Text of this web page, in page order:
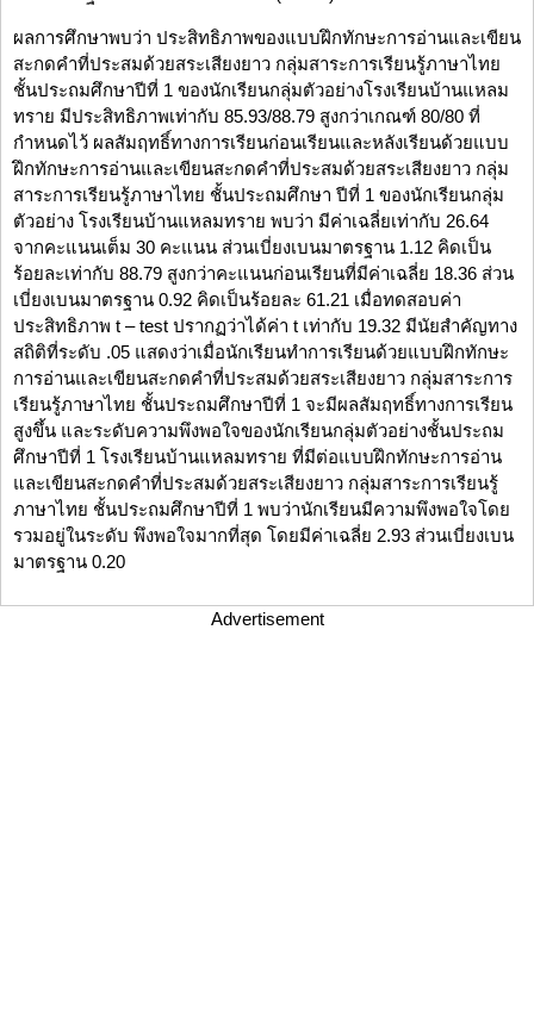
ผลการศึกษาพบว่า ประสิทธิภาพของแบบฝึกทักษะการอ่านและเขียน
สะกดคำที่ประสมด้วยสระเสียงยาว กลุ่มสาระการเรียนรู้ภาษาไทย
ชั้นประถมศึกษาปีที่ 1 ของนักเรียนกลุ่มตัวอย่างโรงเรียนบ้านแหลม
ทราย มีประสิทธิภาพเท่ากับ 85.93/88.79 สูงกว่าเกณฑ์ 80/80 ที่
กำหนดไว้ ผลสัมฤทธิ์ทางการเรียนก่อนเรียนและหลังเรียนด้วยแบบ
ฝึกทักษะการอ่านและเขียนสะกดคำที่ประสมด้วยสระเสียงยาว กลุ่ม
สาระการเรียนรู้ภาษาไทย ชั้นประถมศึกษา ปีที่ 1 ของนักเรียนกลุ่ม
ตัวอย่าง โรงเรียนบ้านแหลมทราย พบว่า มีค่าเฉลี่ยเท่ากับ 26.64
จากคะแนนเต็ม 30 คะแนน ส่วนเบี่ยงเบนมาตรฐาน 1.12 คิดเป็น
ร้อยละเท่ากับ 88.79 สูงกว่าคะแนนก่อนเรียนที่มีค่าเฉลี่ย 18.36 ส่วน
เบี่ยงเบนมาตรฐาน 0.92 คิดเป็นร้อยละ 61.21 เมื่อทดสอบค่า
ประสิทธิภาพ t – test ปรากฏว่าได้ค่า t เท่ากับ 19.32 มีนัยสำคัญทาง
สถิติที่ระดับ .05 แสดงว่าเมื่อนักเรียนทำการเรียนด้วยแบบฝึกทักษะ
การอ่านและเขียนสะกดคำที่ประสมด้วยสระเสียงยาว กลุ่มสาระการ
เรียนรู้ภาษาไทย ชั้นประถมศึกษาปีที่ 1 จะมีผลสัมฤทธิ์ทางการเรียน
สูงขึ้น และระดับความพึงพอใจของนักเรียนกลุ่มตัวอย่างชั้นประถม
ศึกษาปีที่ 1 โรงเรียนบ้านแหลมทราย ที่มีต่อแบบฝึกทักษะการอ่าน
และเขียนสะกดคำที่ประสมด้วยสระเสียงยาว กลุ่มสาระการเรียนรู้
ภาษาไทย ชั้นประถมศึกษาปีที่ 1 พบว่านักเรียนมีความพึงพอใจโดย
รวมอยู่ในระดับ พึงพอใจมากที่สุด โดยมีค่าเฉลี่ย 2.93 ส่วนเบี่ยงเบน
มาตรฐาน 0.20
Advertisement